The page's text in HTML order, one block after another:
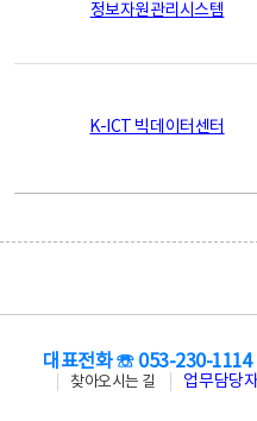
정보자원관리시스템
K-ICT 빅데이터센터
대표전화 ☏ 053-230-1114
찾아오시는 길
업무담당